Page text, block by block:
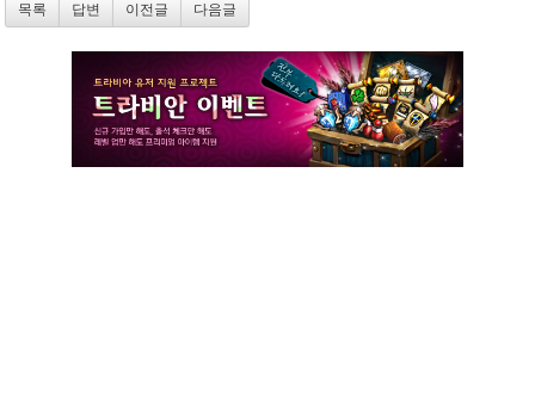
목록 답변 이전글 다음글